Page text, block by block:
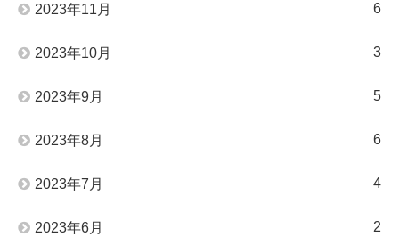
2023年11月 6
2023年10月 3
2023年9月 5
2023年8月 6
2023年7月 4
2023年6月 2